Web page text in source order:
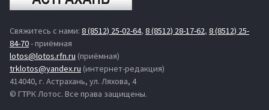
Свяжитесь с нами: 8 (8512) 25-02-64, 8 (8512) 28-17-62, 8 (8512) 25-
84-70- приёмная
lotos@lotos.rfn.ru (приёмная)
trklotos@yandex.ru (интернет-редакция)
414040, г. Астрахань, ул. Ляхова, 4
© ГТРК Лотос. Все права защищены.